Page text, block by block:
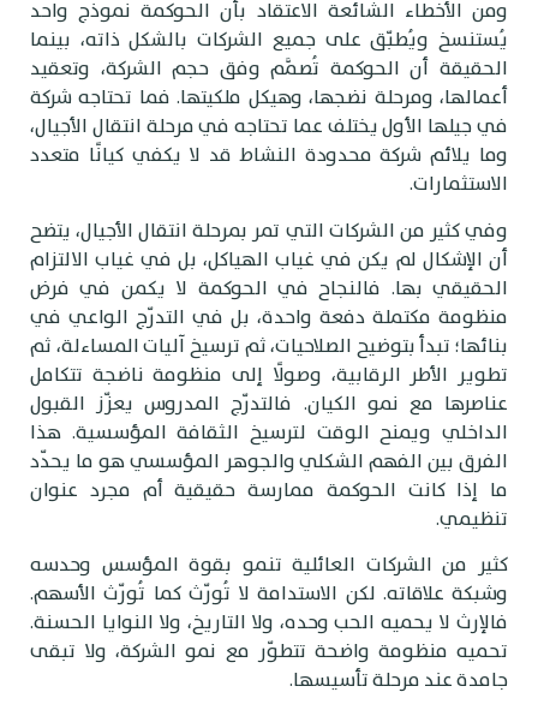
الأخطاء الشائعة الاعتقاد بأن الحوكمة نموذج واحد
ويُطبّق على جميع الشركات بالشكل ذاته، بينما
أن الحوكمة تُصمَّم وفق حجم الشركة، وتعقيد
ومرحلة نضجها، وهيكل ملكيتها. فما تحتاجه شركة
جيلها الأول يختلف عما تحتاجه في مرحلة انتقال الأجيال،
يلائم شركة محدودة النشاط قد لا يكفي كيانًا متعدد
كثير من الشركات التي تمر بمرحلة انتقال الأجيال، يتضح
الإشكال لم يكن في غياب الهياكل، بل في غياب الالتزام
بها. فالنجاح في الحوكمة لا يكمن في فرض
مكتملة دفعة واحدة، بل في التدرّج الواعي في
تبدأ بتوضيح الصلاحيات، ثم ترسيخ آليات المساءلة، ثم
الأطر الرقابية، وصولًا إلى منظومة ناضجة تتكامل
مع نمو الكيان. فالتدرّج المدروس يعزّز القبول
ويمنح الوقت لترسيخ الثقافة المؤسسية. هذا
بين الفهم الشكلي والجوهر المؤسسي هو ما يحدّد
إذا كانت الحوكمة ممارسة حقيقية أم مجرد عنوان
من الشركات العائلية تنمو بقوة المؤسس وحدسه
علاقاته. لكن الاستدامة لا تُورّث كما تُورّث الأسهم.
لا يحميه الحب وحده، ولا التاريخ، ولا النوايا الحسنة.
منظومة واضحة تتطوّر مع نمو الشركة، ولا تبقى
عند مرحلة تأسيسها.